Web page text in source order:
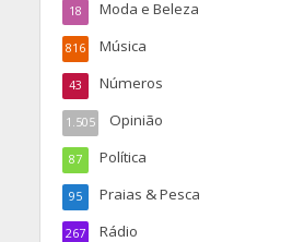
Moda e Beleza
18
Música
816
Números
43
Opinião
1.505
Política
87
Praias & Pesca
95
Rádio
267